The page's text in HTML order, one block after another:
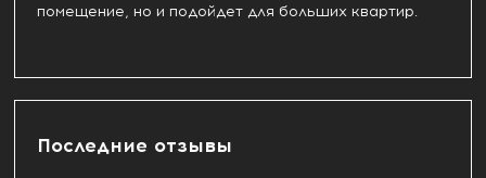
помещение, но и подойдет для больших квартир.
Последние отзывы